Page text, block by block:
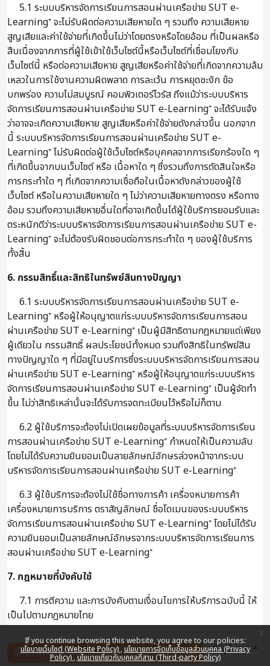
If you continue browsing this website, you agree to our policies:
นโยบายเว็บไซต์ (Website Policy) นโยบายการจัดเก็บข้อมูลส่วนบุคคล (Privacy
Policy) นโยบายเกี่ยวกับบุคคลที่สาม (Third-party Policy)
x
5.1 ระบบบริหารจัดการเรียนการสอนผ่านเครือข่าย SUT e-
Learning⁺ จะไม่รับผิดต่อความเสียหายใด ๆ รวมถึง ความเสียหาย
สูญเสียและค่าใช้จ่ายที่เกิดขึ้นไม่ว่าโดยตรงหรือโดยอ้อม ที่เป็นผลหรือ
สืบเนื่องจากการที่ผู้ใช้เข้าใช้เว็บไซต์นี้หรือเว็บไซต์ที่เชื่อมโยงกับ
เว็บไซต์นี้ หรือต่อความเสียหาย สูญเสียหรือค่าใช้จ่ายที่เกิดจากความล้ม
เหลวในการใช้งานความผิดพลาด การละเว้น การหยุดชะงัก ข้อ
บกพร่อง ความไม่สมบูรณ์ คอมพิวเตอร์ไวรัส ถึงแม้ว่าระบบบริหาร
จัดการเรียนการสอนผ่านเครือข่าย SUT e-Learning⁺ จะได้รับแจ้ง
ว่าอาจจะเกิดความเสียหาย สูญเสียหรือค่าใช้จ่ายดังกล่าวขึ้น นอกจาก
นี้ ระบบบริหารจัดการเรียนการสอนผ่านเครือข่าย SUT e-
Learning⁺ ไม่รับผิดต่อผู้ใช้เว็บไซต์หรือบุคคลจากการเรียกร้องใด ๆ
ที่เกิดขึ้นจากบนเว็บไซต์ หรือ เนื้อหาใด ๆ ซึ่งรวมถึงการตัดสินใจหรือ
การกระทำใด ๆ ที่เกิดจากความเชื่อถือในเนื้อหาดังกล่าวของผู้ใช้
เว็บไซต์ หรือในความเสียหายใด ๆ ไม่ว่าความเสียหายทางตรง หรือทาง
อ้อม รวมถึงความเสียหายอื่นใดที่อาจเกิดขึ้นได้ผู้ใช้บริการยอมรับและ
ตระหนักดีว่าระบบบริหารจัดการเรียนการสอนผ่านเครือข่าย SUT e-
Learning⁺ จะไม่ต้องรับผิดชอบต่อการกระทำใด ๆ ของผู้ใช้บริการ
ทั้งสิ้น
6. กรรมสิทธิ์และสิทธิในทรัพย์สินทางปัญญา
6.1 ระบบบริหารจัดการเรียนการสอนผ่านเครือข่าย SUT e-
Learning⁺ หรือผู้ให้อนุญาตแก่ระบบบริหารจัดการเรียนการสอน
ผ่านเครือข่าย SUT e-Learning⁺ เป็นผู้มีสิทธิตามกฎหมายแต่เพียง
ผู้เดียวใน กรรมสิทธิ์ ผลประโยชน์ทั้งหมด รวมถึงสิทธิในทรัพย์สิน
ทางปัญญาใด ๆ ที่มีอยู่ในบริการซึ่งระบบบริหารจัดการเรียนการสอน
ผ่านเครือข่าย SUT e-Learning⁺ หรือผู้ให้อนุญาตแก่ระบบบริหาร
จัดการเรียนการสอนผ่านเครือข่าย SUT e-Learning⁺ เป็นผู้จัดทำ
ขึ้น ไม่ว่าสิทธิเหล่านั้นจะได้รับการจดทะเบียนไว้หรือไม่ก็ตาม
6.2 ผู้ใช้บริการจะต้องไม่เปิดเผยข้อมูลที่ระบบบริหารจัดการเรียน
การสอนผ่านเครือข่าย SUT e-Learning⁺ กำหนดให้เป็นความลับ
โดยไม่ได้รับความยินยอมเป็นลายลักษณ์อักษรล่วงหน้าจากระบบ
บริหารจัดการเรียนการสอนผ่านเครือข่าย SUT e-Learning⁺
6.3 ผู้ใช้บริการจะต้องไม่ใช้ชื่อทางการค้า เครื่องหมายการค้า
เครื่องหมายการบริการ ตราสัญลักษณ์ ชื่อโดเมนของระบบบริหาร
จัดการเรียนการสอนผ่านเครือข่าย SUT e-Learning⁺ โดยไม่ได้รับ
ความยินยอมเป็นลายลักษณ์อักษรจากระบบบริหารจัดการเรียนการ
สอนผ่านเครือข่าย SUT e-Learning⁺
7. กฎหมายที่บังคับใช้
7.1 การตีความ และการบังคับตามเงื่อนไขการให้บริการฉบับนี้ ให้
เป็นไปตามกฎหมายไทย
ฉันยอมรับกับนโยบายเว็บไซต์ (Website Policy) กลับสู่ด้านบน